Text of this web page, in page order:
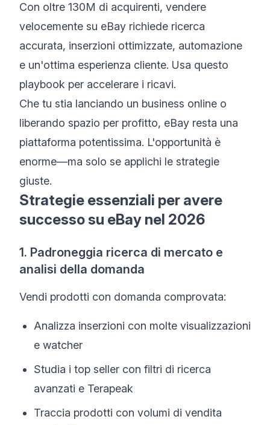
Con oltre 130M di acquirenti, vendere
velocemente su eBay richiede ricerca
accurata, inserzioni ottimizzate, automazione
e un'ottima esperienza cliente. Usa questo
playbook per accelerare i ricavi.
Che tu stia lanciando un business online o
liberando spazio per profitto, eBay resta una
piattaforma potentissima. L'opportunità è
enorme—ma solo se applichi le strategie
giuste.
Strategie essenziali per avere
successo su eBay nel 2026
1. Padroneggia ricerca di mercato e
analisi della domanda
Vendi prodotti con domanda comprovata:
Analizza inserzioni con molte visualizzazioni
e watcher
Studia i top seller con filtri di ricerca
avanzati e Terapeak
Traccia prodotti con volumi di vendita